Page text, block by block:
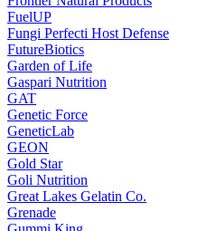
FuelUP
Fungi Perfecti Host Defense
FutureBiotics
Garden of Life
Gaspari Nutrition
GAT
Genetic Force
GeneticLab
GEON
Gold Star
Goli Nutrition
Great Lakes Gelatin Co.
Grenade